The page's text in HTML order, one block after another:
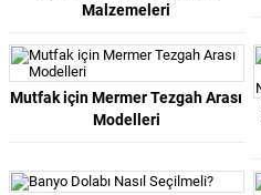
Malzemeleri
Mutfak için Mermer Tezgah Arası
Modelleri